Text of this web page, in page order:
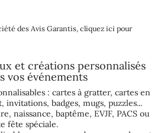
des Avis Garantis, cliquez ici pour
et créations personnalisés
vos événements
: cartes à gratter, cartes en
, invitations, badges, mugs, puzzles...
, naissance, baptême, EVJF, PACSou
fête spéciale.